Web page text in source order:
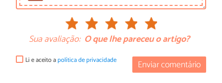
Sua avaliação: O que lhe pareceu o artigo?
Enviar comentário
Li e aceito apolítica de privacidade